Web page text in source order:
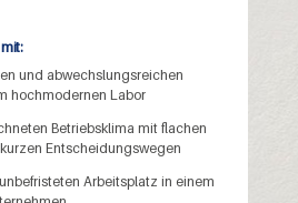
und abwechslungsreichen
hochmodernen Labor
Betriebsklima mit flachen
Entscheidungswegen
Arbeitsplatz in einem